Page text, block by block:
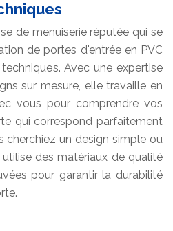
de menuiserie réputée qui se
de portes d'entrée en PVC
Avec une expertise
sur mesure, elle travaille en
vous pour comprendre vos
qui correspond parfaitement
cherchiez un design simple ou
des matériaux de qualité
pour garantir la durabilité